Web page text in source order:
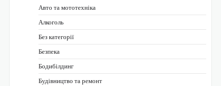
Авто та мототехніка
Алкоголь
Без категорії
Безпека
Бодибілдинг
Будівництво та ремонт